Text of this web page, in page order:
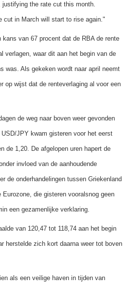
justifying the rate cut this month.
cut in March will start to rise again."
van 67 procent dat de RBA de rente
verlagen, waar dit aan het begin van de
was. Als gekeken wordt naar april neemt
op wijst dat de renteverlaging al voor een
de weg naar boven weer gevonden
JPY kwam gisteren voor het eerst
de 1,20. De afgelopen uren hapert de
invloed van de aanhoudende
de onderhandelingen tussen Griekenland
die gisteren vooralsnog geen
een gezamenlijke verklaring.
van 120,47 tot 118,74 aan het begin
herstelde zich kort daarna weer tot boven
als een veilige haven in tijden van